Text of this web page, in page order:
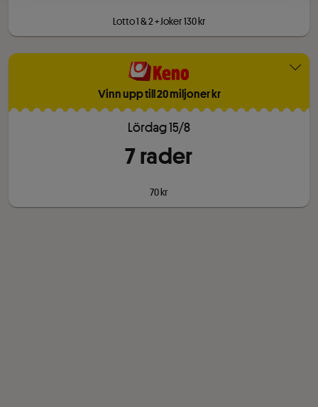
Lotto 1 & 2 + Joker 130 kr
Vinn upp till 20 miljoner kr
Lördag 15/8
7rader
70 kr